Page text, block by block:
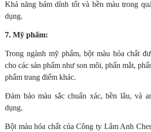
Khả năng bám dính tốt và bền màu trong
dụng.
7. Mỹ phẩm:
Trong ngành mỹ phẩm, bột màu hóa chất
cho các sản phẩm như son môi, phấn mắt,
phẩm trang điểm khác.
Đảm bảo màu sắc chuẩn xác, bền lâu, và
dụng.
Bột màu hóa chất của Công ty Lâm Anh